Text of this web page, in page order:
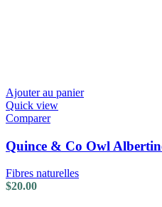
Ajouter au panier
Quick view
Comparer
Quince & Co Owl
Fibres naturelles
$20.00